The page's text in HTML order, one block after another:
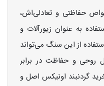
حفاظتی و تعادلی‌اش،
به عنوان زیورآلات و
از این سنگ می‌تواند
روحی و حفاظت در برابر
گردنبند اونیکس اصل و